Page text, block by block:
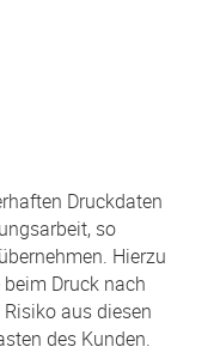
Druckdaten
so
Hierzu
Druck nach
aus diesen
des Kunden.